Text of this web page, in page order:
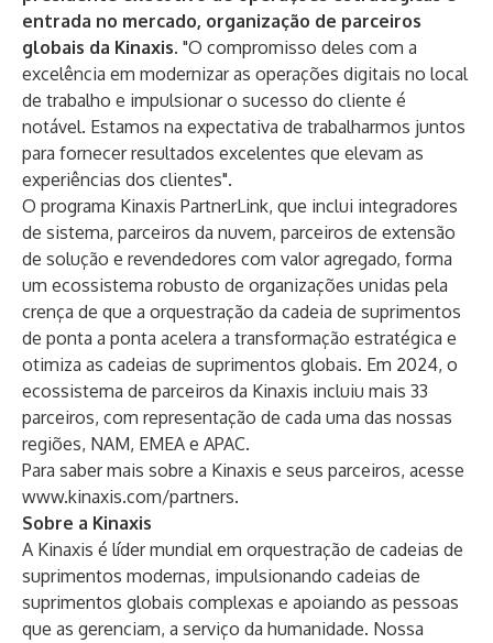
entrada no mercado, organização de parceiros
globais da Kinaxis. "O compromisso deles com a
excelência em modernizar as operações digitais no local
de trabalho e impulsionar o sucesso do cliente é
notável. Estamos na expectativa de trabalharmos juntos
para fornecer resultados excelentes que elevam as
experiências dos clientes".
O programa Kinaxis PartnerLink, que inclui integradores
de sistema, parceiros da nuvem, parceiros de extensão
de solução e revendedores com valor agregado, forma
um ecossistema robusto de organizações unidas pela
crença de que a orquestração da cadeia de suprimentos
de ponta a ponta acelera a transformação estratégica e
otimiza as cadeias de suprimentos globais. Em 2024, o
ecossistema de parceiros da Kinaxis incluiu mais 33
parceiros, com representação de cada uma das nossas
regiões, NAM, EMEA e APAC.
Para saber mais sobre a Kinaxis e seus parceiros, acesse
www.kinaxis.com/partners.
Sobre a Kinaxis
A Kinaxis é líder mundial em orquestração de cadeias de
suprimentos modernas, impulsionando cadeias de
suprimentos globais complexas e apoiando as pessoas
que as gerenciam, a serviço da humanidade. Nossa